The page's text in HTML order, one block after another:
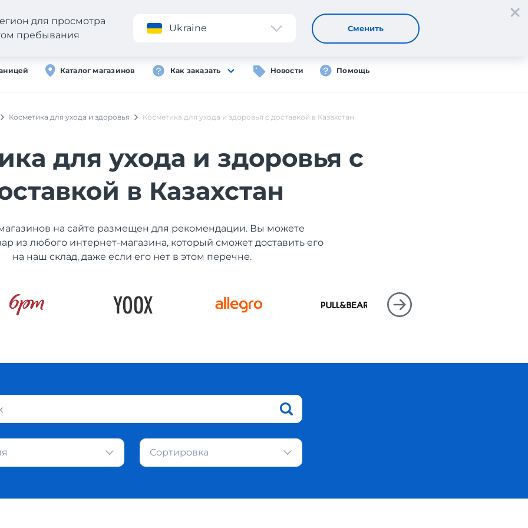
Регистрация
Каталог магазинов Как заказать Новости Помощь
для просмотра
пребывания
Ukraine Сменить
Косметика для ухода и здоровья Косметика для ухода и здоровья с доставкой в Казахстан
для ухода и здоровья с
в Казахстан
на сайте размещен для рекомендации. Вы можете
из любого интернет-магазина, который сможет доставить его
на наш склад, даже если его нет в этом перечне.
Сортировка